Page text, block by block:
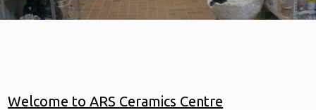
Welcome to ARS Ceramics Centre